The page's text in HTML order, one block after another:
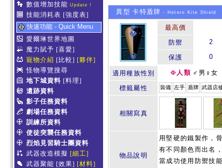
數值增加技能 Update !
技能消耗表 [強度表]
快速功能 - Quick Menu
愛爾琳世界地圖
魔力賦予 [喜愛]
寵物介紹 [比較] [夥伴]
怪物導覽搜尋
地下城資料 [料理]
遺跡資料
影子任務資料
劇場任務資料
訓練所資料
使徒突襲任務資料
烈焰見習騎士團資料
武器改造模擬 [細工]
武器聚能 [效果] [材料]
異型 卡特盾牌 - Hetero Kite Shield
最高價
防禦
2
保護 0
適用種族性別 Φ人類 ♂男♀女
標籤屬性 裝備 左手 盾牌 武器店
相關寫真
物品說明
用堅硬的鐵製作，
有不同顏色而出名
當成功使用防禦技